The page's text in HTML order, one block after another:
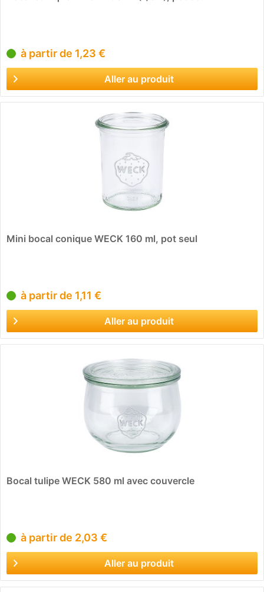
à partir de 1,23 €
Aller au produit
Mini bocal conique WECK 160 ml, pot seul
à partir de 1,11 €
Aller au produit
Bocal tulipe WECK 580 ml avec couvercle
à partir de 2,03 €
Aller au produit